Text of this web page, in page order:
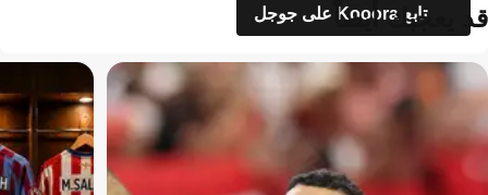
تابع Kooora على جوجل
قد يعجبك أيضاً